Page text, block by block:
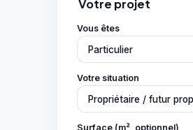
Votre projet
Vous êtes
Votre situation
Surface (m², optionnel)